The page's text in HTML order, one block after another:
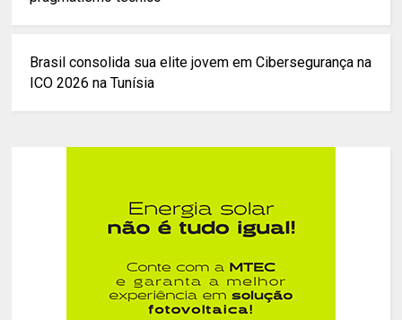
Brasil consolida sua elite jovem em Cibersegurança na
ICO 2026 na Tunísia